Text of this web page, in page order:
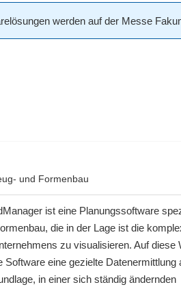
werden auf der Messe
und Formenbau
ist eine Planungssoftware
die in der Lage ist die
zu visualisieren. Auf diese
Software eine gezielte Datenermittlung
in einer sich ständig ändernden